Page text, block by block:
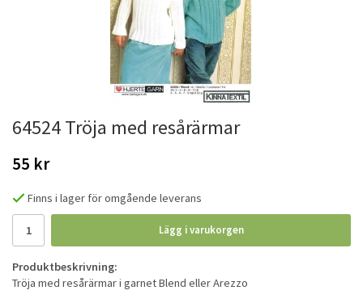
64524 Tröja med resårärmar
55 kr
Finns i lager för omgående leverans
Lägg i varukorgen
Produktbeskrivning:
Tröja med resårärmar i garnet Blend eller Arezzo